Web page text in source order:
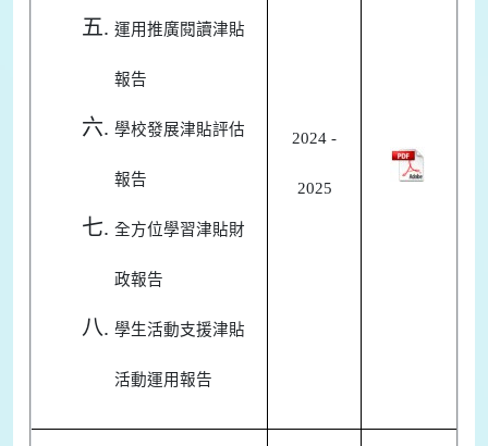
運用推廣閱讀津貼
報告
學校發展津貼評估
報告
全方位學習津貼財
政報告
學生活動支援津貼
活動運用報告
2024 -
2025